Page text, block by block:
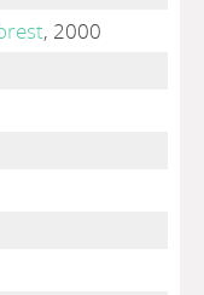
, 2000